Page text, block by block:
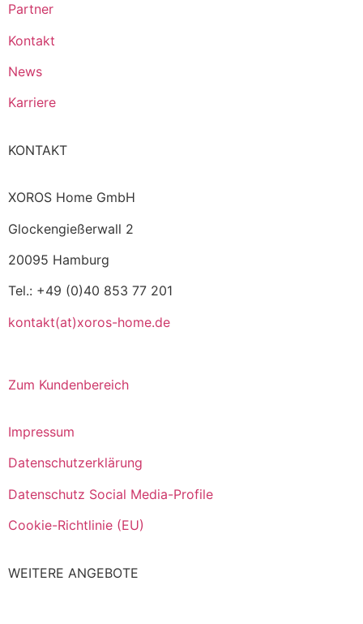
Partner
Kontakt
News
Karriere
KONTAKT
XOROS Home GmbH
Glockengießerwall 2
20095 Hamburg
Tel.: +49 (0)40 853 77 201
kontakt(at)xoros-home.de
Zum Kundenbereich
Impressum
Datenschutzerklärung
Datenschutz Social Media-Profile
Cookie-Richtlinie (EU)
WEITERE ANGEBOTE